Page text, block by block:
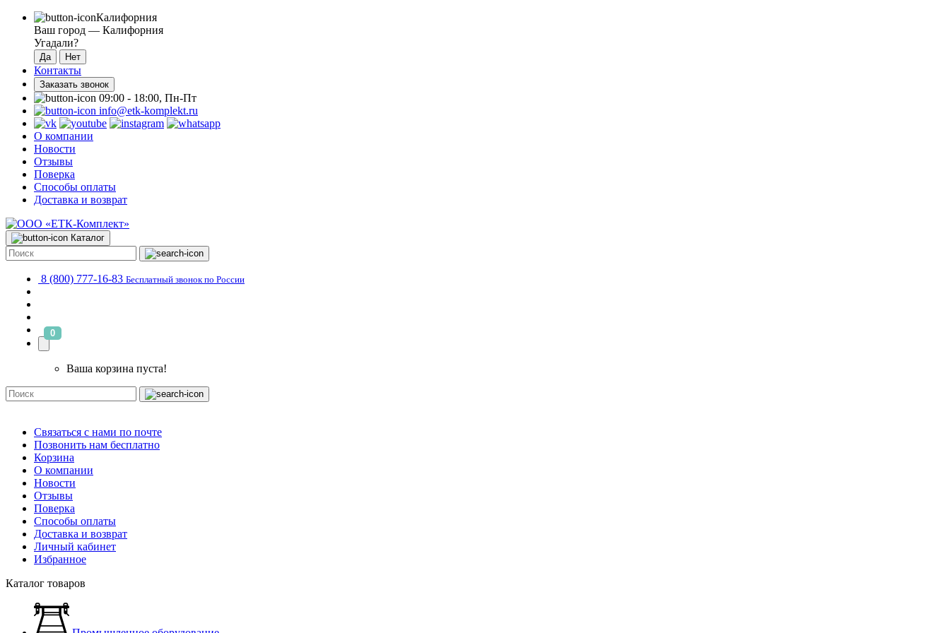
Калифорния
Ваш город — Калифорния
Угадали?
Контакты
Заказать звонок
09:00 - 18:00, Пн-Пт
info@etk-komplekt.ru
О компании
Новости
Отзывы
Поверка
Способы оплаты
Доставка и возврат
Каталог
8 (800) 777-16-83 Бесплатный звонок по России
0
Ваша корзина пуста!
Связаться с нами по почте
Позвонить нам бесплатно
Корзина
О компании
Новости
Отзывы
Поверка
Способы оплаты
Доставка и возврат
Личный кабинет
Избранное
Каталог товаров